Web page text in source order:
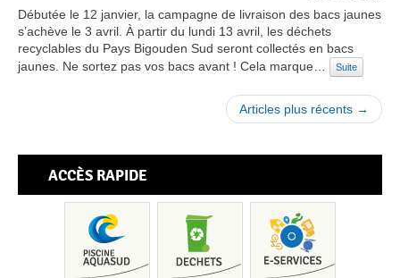
Débutée le 12 janvier, la campagne de livraison des bacs jaunes
s’achève le 3 avril. À partir du lundi 13 avril, les déchets
recyclables du Pays Bigouden Sud seront collectés en bacs
jaunes. Ne sortez pas vos bacs avant ! Cela marque…
Suite
Articles plus récents →
ACCÈS RAPIDE